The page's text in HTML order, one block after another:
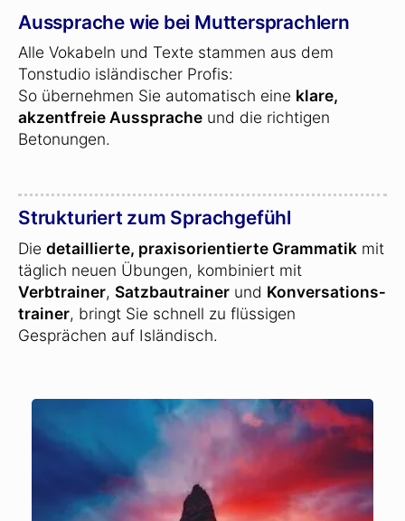
Aussprache wie bei Muttersprachlern
Alle Vokabeln und Texte stammen aus dem
Tonstudio isländischer Profis:
So übernehmen Sie automatisch eine klare,
akzentfreie Aussprache und die richtigen
Betonungen.
Strukturiert zum Sprachgefühl
Die detaillierte, praxisorientierte Grammatik mit
täglich neuen Übungen, kombiniert mit
Verbtrainer, Satzbautrainer und Konversations­
trainer, bringt Sie schnell zu flüssigen
Gesprächen auf Isländisch.